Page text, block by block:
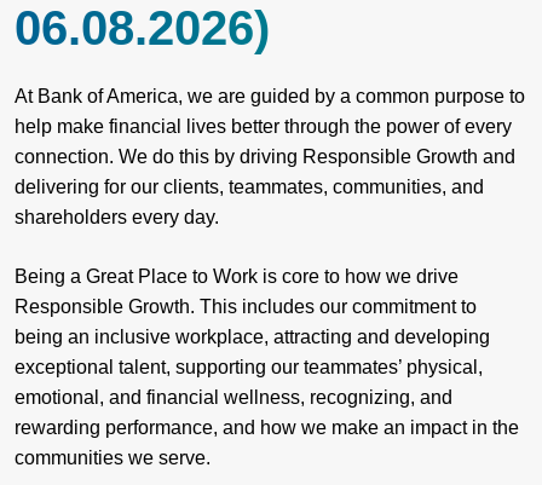
06.08.2026)
At Bank of America, we are guided by a common purpose to
help make financial lives better through the power of every
connection. We do this by driving Responsible Growth and
delivering for our clients, teammates, communities, and
shareholders every day.
Being a Great Place to Work is core to how we drive
Responsible Growth. This includes our commitment to
being an inclusive workplace, attracting and developing
exceptional talent, supporting our teammates’ physical,
emotional, and financial wellness, recognizing, and
rewarding performance, and how we make an impact in the
communities we serve.